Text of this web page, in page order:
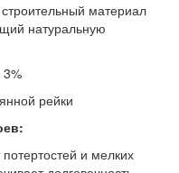
материал
натуральную
3%
рейки
и мелких